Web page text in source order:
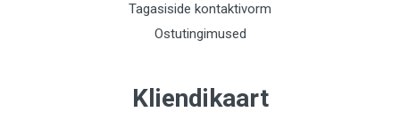
Tagasiside kontaktivorm
Ostutingimused
Kliendikaart